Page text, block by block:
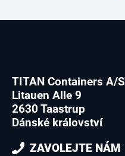
TITAN Containers A/S
Litauen Alle 9
2630 Taastrup
Dánské království
ZAVOLEJTE NÁM